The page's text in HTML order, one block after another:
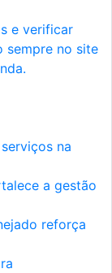
e verificar
sempre no site
na
a gestão
reforça